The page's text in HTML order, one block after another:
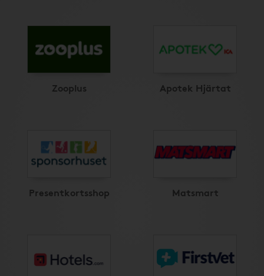
Zooplus Apotek Hjärtat
Presentkortsshop Matsmart